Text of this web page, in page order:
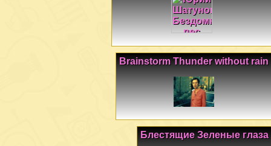
Brainstorm Thunder without rain
Блестящие Зеленые глаза